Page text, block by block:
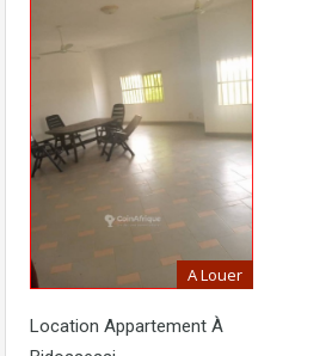
A Louer
Location Appartement À